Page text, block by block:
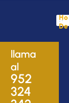
llama
al
952
324